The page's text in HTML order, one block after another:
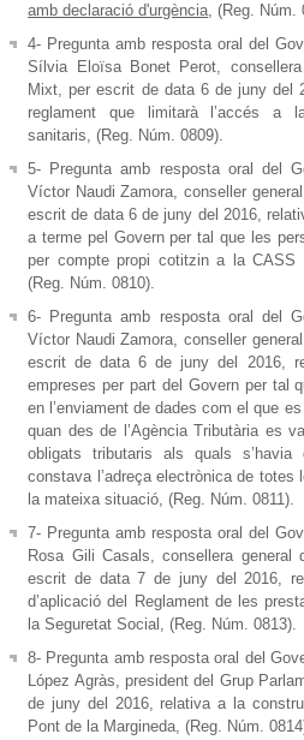
amb declaració d'urgència, (Reg. Núm.
4- Pregunta amb resposta oral del
Sílvia Eloïsa Bonet Perot,
Mixt, per escrit de data 6 de juny del
reglament que limitarà l’accés a
sanitaris, (Reg. Núm. 0809).
5- Pregunta amb resposta oral del
Víctor Naudi Zamora, conseller
escrit de data 6 de juny del 2016,
a terme pel Govern per tal que les
per compte propi cotitzin a la
(Reg. Núm. 0810).
6- Pregunta amb resposta oral del
Víctor Naudi Zamora, conseller
escrit de data 6 de juny del 2016,
empreses per part del Govern per tal
en l’enviament de dades com el que
quan des de l’Agència Tributària es
obligats tributaris als quals
constava l’adreça electrònica de
la mateixa situació, (Reg. Núm. 0811).
7- Pregunta amb resposta oral del
Rosa Gili Casals, consellera general
escrit de data 7 de juny del 2016,
d’aplicació del Reglament de les
la Seguretat Social, (Reg. Núm. 0813).
8- Pregunta amb resposta oral del
López Agràs, president del Grup
de juny del 2016, relativa a la
Pont de la Margineda, (Reg. Núm.